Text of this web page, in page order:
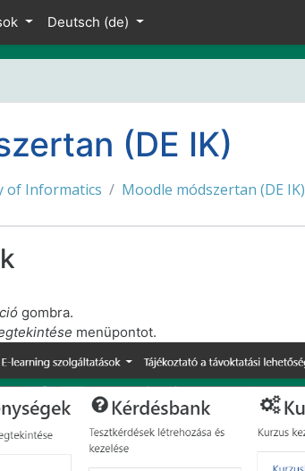
Deutsch ‎(de)‎
(DE IK)
of Informatics Moodle módszertan (DE IK)
gombra.
menüpontot.